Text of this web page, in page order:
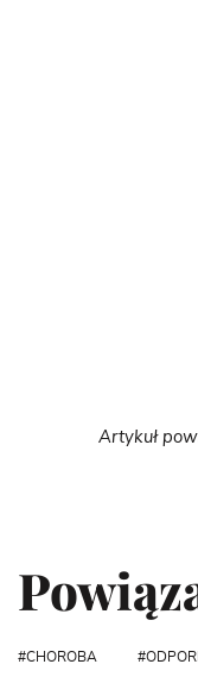
Artykuł
CHOROBA